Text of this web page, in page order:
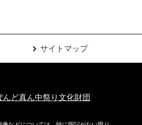
サイトマップ
ど真ん中祭り文化財団